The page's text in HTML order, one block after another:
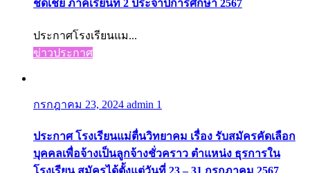
ชดเชย ภาคเรียนที่ 2 ประจำปีการศึกษา 2567
ประกาศโรงเรียนแม...
ข่าวประกาศ
กรกฎาคม 23, 2024 admin 1
ประกาศ โรงเรียนแม่ตื่นวิทยาคม เรื่อง รับสมัครคัดเลือก
บุคคลเพื่อจ้างเป็นลูกจ้างชั่วคราว ตำแหน่ง ธุรการใน
โรงเรียน สมัครได้ตั้งแต่วันที่ 23 – 31 กรกฎาคม 2567